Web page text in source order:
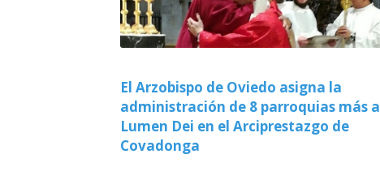
El Arzobispo de Oviedo asigna la
administración de 8 parroquias más a
Lumen Dei en el Arciprestazgo de
Covadonga